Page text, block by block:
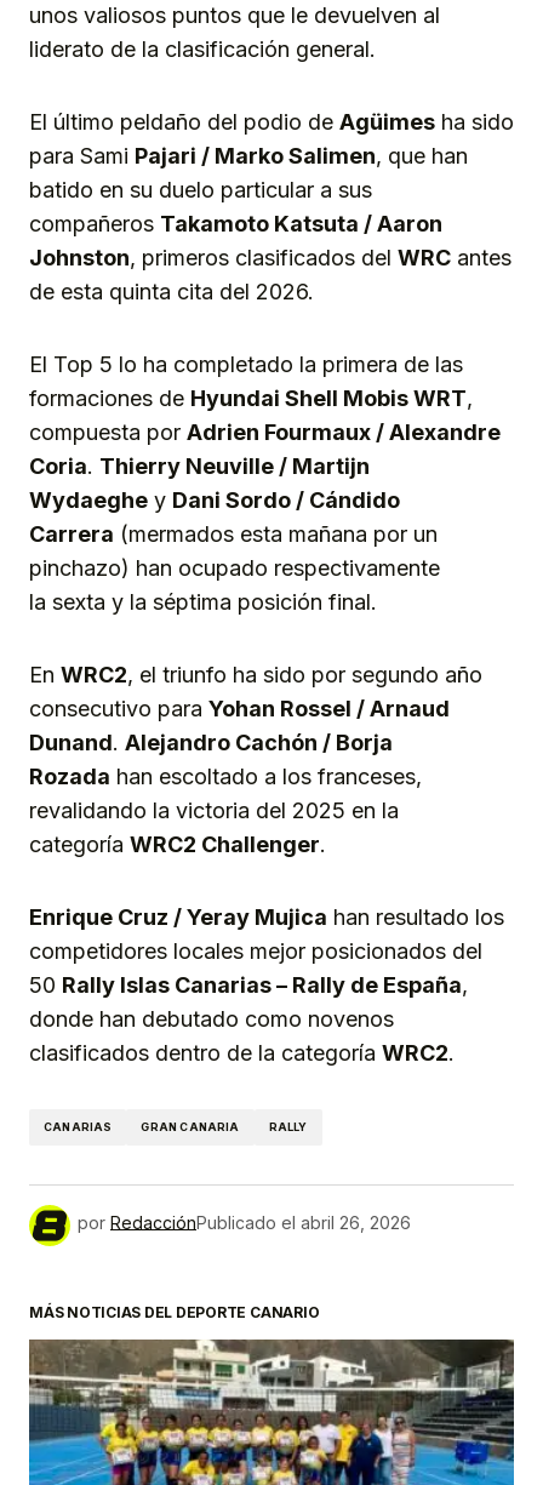
unos valiosos puntos que le devuelven al
liderato de la clasificación general.
El último peldaño del podio de Agüimes ha sido
para Sami Pajari / Marko Salimen, que han
batido en su duelo particular a sus
compañeros Takamoto Katsuta / Aaron
Johnston, primeros clasificados del WRC antes
de esta quinta cita del 2026.
El Top 5 lo ha completado la primera de las
formaciones de Hyundai Shell Mobis WRT,
compuesta por Adrien Fourmaux / Alexandre
Coria. Thierry Neuville / Martijn
Wydaeghe y Dani Sordo / Cándido
Carrera (mermados esta mañana por un
pinchazo) han ocupado respectivamente
la sexta y la séptima posición final.
En WRC2, el triunfo ha sido por segundo año
consecutivo para Yohan Rossel / Arnaud
Dunand. Alejandro Cachón / Borja
Rozada han escoltado a los franceses,
revalidando la victoria del 2025 en la
categoría WRC2 Challenger.
Enrique Cruz / Yeray Mujica han resultado los
competidores locales mejor posicionados del
50 Rally Islas Canarias – Rally de España,
donde han debutado como novenos
clasificados dentro de la categoría WRC2.
CANARIAS GRAN CANARIA RALLY
por RedacciónPublicado el abril 26, 2026
MÁS NOTICIAS DEL DEPORTE CANARIO